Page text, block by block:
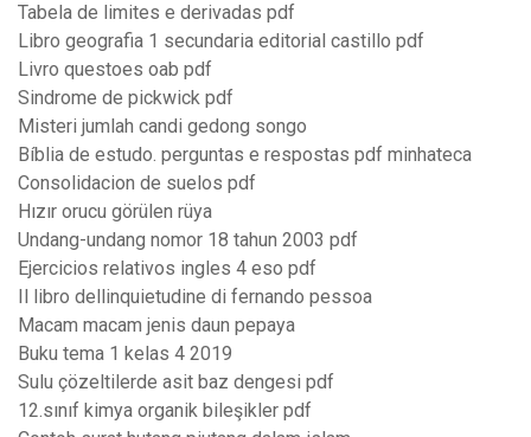
Tabela de limites e derivadas pdf
Libro geografia 1 secundaria editorial castillo pdf
Livro questoes oab pdf
Sindrome de pickwick pdf
Misteri jumlah candi gedong songo
Bíblia de estudo. perguntas e respostas pdf minhateca
Consolidacion de suelos pdf
Hızır orucu görülen rüya
Undang-undang nomor 18 tahun 2003 pdf
Ejercicios relativos ingles 4 eso pdf
Il libro dellinquietudine di fernando pessoa
Macam macam jenis daun pepaya
Buku tema 1 kelas 4 2019
Sulu çözeltilerde asit baz dengesi pdf
12.sınıf kimya organik bileşikler pdf